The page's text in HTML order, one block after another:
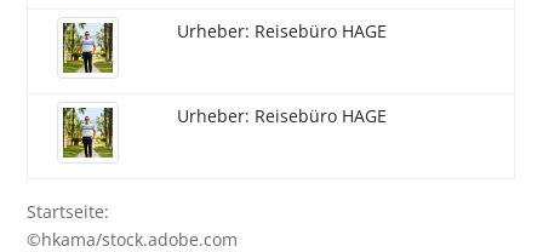
Urheber: Reisebüro HAGE
Urheber: Reisebüro HAGE
Startseite:
©hkama/stock.adobe.com